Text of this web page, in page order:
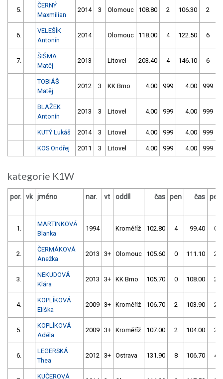
5.
ČERNÝ
Maxmilian
2014 3 Olomouc 108.80 2 106.30 2
6.
VELEŠÍK
Antonín
2014 Olomouc 118.00 4 122.50 6
7.
ŠIŠMA
Matěj
2013 Litovel 203.40 4 146.10 6
TOBIÁŠ
Matěj
2012 3 KK Brno 4.00 999 4.00 999
BLAŽEK
Antonín
2013 3 Litovel 4.00 999 4.00 999
KUTÝ Lukáš 2014 3 Litovel 4.00 999 4.00 999
KOS Ondřej 2011 3 Litovel 4.00 999 4.00 999
kategorie K1W
por. vk jméno nar. vt oddíl čas pen čas pen
1.
MARTINKOVÁ
Blanka
1994 Kroměříž 102.80 4 99.40 0
2.
ČERMÁKOVÁ
Anežka
2013 3+ Olomouc 105.60 0 111.10 2
3.
NEKUDOVÁ
Klára
2013 3+ KK Brno 105.70 0 108.00 2
4.
KOPLÍKOVÁ
Eliška
2009 3+ Kroměříž 106.70 2 103.90 2
5.
KOPLÍKOVÁ
Adéla
2009 3+ Kroměříž 107.00 2 104.00 2
6.
LEGERSKÁ
Thea
2012 3+ Ostrava 131.90 8 106.70 4
KUČEROVÁ